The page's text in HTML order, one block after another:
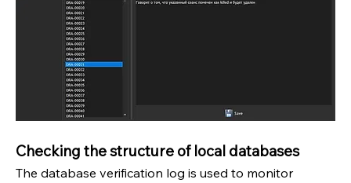
Checking the structure of local databases
The database verification log is used to monitor